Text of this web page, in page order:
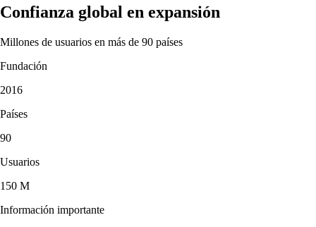
Confianza global en expansión
Millones de usuarios en más de 90 países
Fundación
2016
Países
90
Usuarios
150 M
Información importante